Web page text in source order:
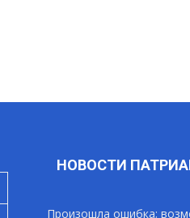
НОВОСТИ
Произошла ошибка;